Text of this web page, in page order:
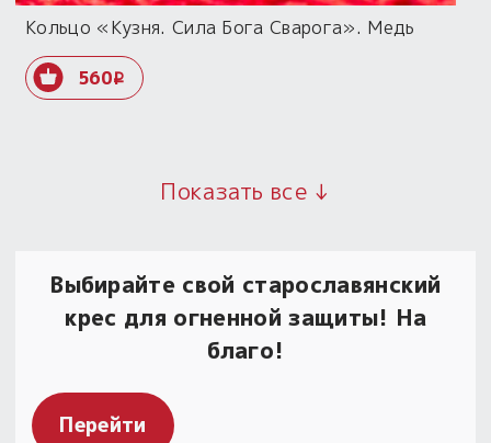
Кольцо «Кузня. Сила Бога Сварога». Медь
560i
Показать все ↓
Выбирайте свой старославянский
крес для огненной защиты! На
благо!
Перейти